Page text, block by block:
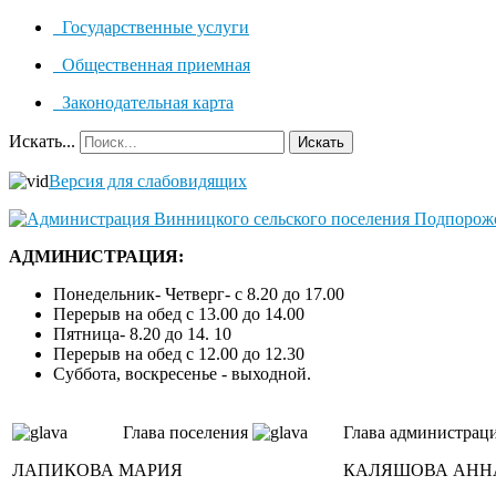
Государственные услуги
Общественная приемная
Законодательная карта
Искать... Искать
Версия для слабовидящих
АДМИНИСТРАЦИЯ:
Понедельник- Четверг- с 8.20 до 17.00
Перерыв на обед с 13.00 до 14.00
Пятница- 8.20 до 14. 10
Перерыв на обед с 12.00 до 12.30
Суббота, воскресенье - выходной.
Глава поселения
ЛАПИКОВА МАРИЯ
Глава
КАЛЯШОВА